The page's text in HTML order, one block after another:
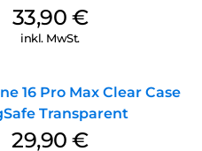
33,90 €
inkl. MwSt.
16 Pro Max Clear Case
Transparent
29,90€